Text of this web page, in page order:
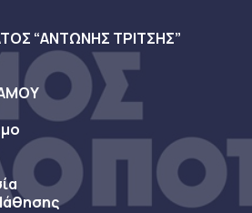
“ΑΝΤΩΝΗΣ ΤΡΙΤΣΗΣ”